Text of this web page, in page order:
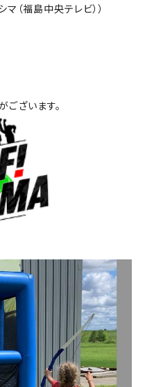
（福島中央テレビ））
ざいます。